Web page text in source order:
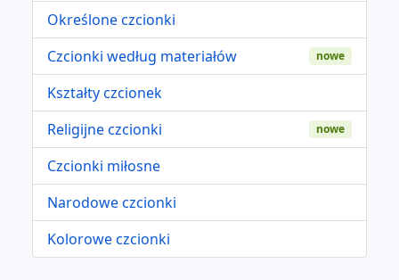
Określone czcionki
Czcionki według materiałów
nowe
Kształty czcionek
Religijne czcionki
nowe
Czcionki miłosne
Narodowe czcionki
Kolorowe czcionki